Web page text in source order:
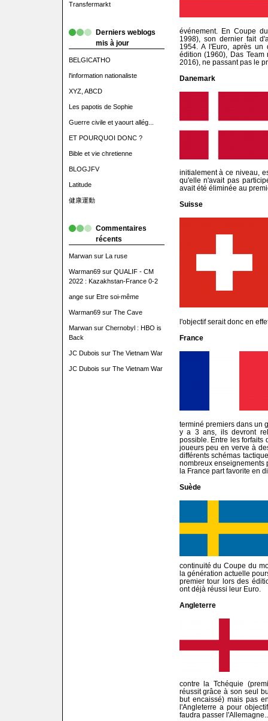
Transfermarkt
Derniers weblogs
mis à jour
BELGICATHO
l'information nationaliste
XYZ, ABCD
Les papotis de Sophie
Guerre civile et yaourt allég...
ET POURQUOI DONC ?
Bible et vie chretienne
BLOGJFV
Latitude
健康運動
Commentaires
récents
Marwansur La ruse
Warman69sur QUALIF - CM
2022 : Kazakhstan-France 0-2
angesur Etre soi-même
Warman69sur The Cave
Marwansur Chernobyl : HBO is
Back
JC Dubois sur The Vietnam War
JC Dubois sur The Vietnam War
événement. En Coupe
1998), son dernier fait
1954. A l'Euro, après
édition (1960), Das
2016), ne passant pas le
Danemark
initialement à ce niveau,
qu'elle n'avait pas
avait été éliminée au
Suisse
l'objectif serait donc en
France
terminé premiers dans un
y a 3 ans, ils devront
possible. Entre les forfaits
joueurs peu en verve à
différents schémas
nombreux enseignements
la France part favorite en
Suède
continuité du Coupe du
la génération actuelle
premier tour lors des
ont déjà réussi leur Euro.
Angleterre
contre la Tchéquie
réussit grâce à son seul
but encaissé) mais pas
l'Angleterre a pour
faudra passer